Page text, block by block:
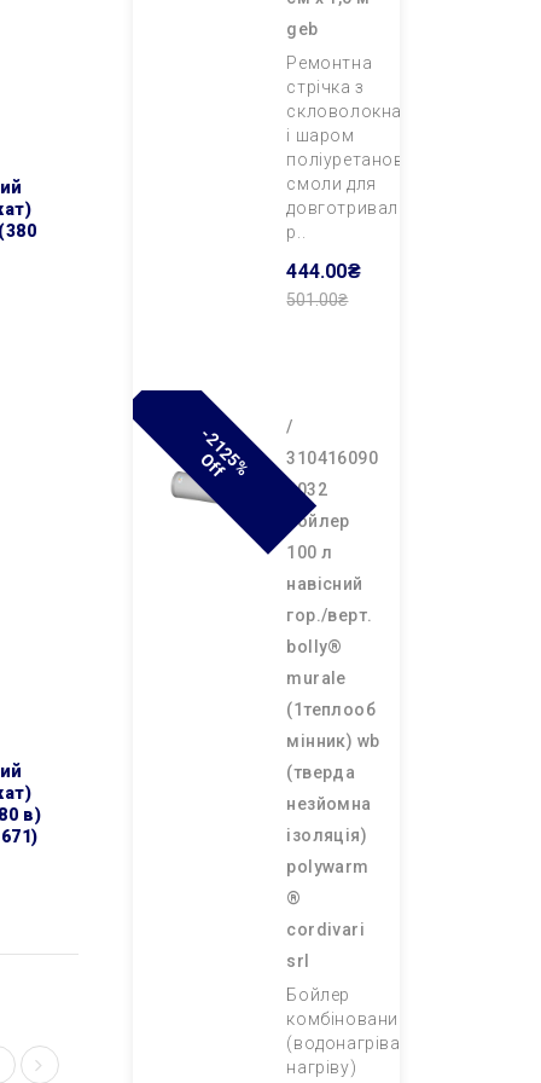
в)
geb
Ремонтна
стрічка з
скловолокна
і шаром
поліуретанової
смоли для
довготривалого
р..
444.00₴
501.00₴
-
2
1
2
5
%
O
F
F
/
310416090
0032
бойлер
100 л
навісний
гор./верт.
bolly®
murale
(1теплооб
мінник) wb
(тверда
незйомна
ізоляція)
polywarm
®
cordivari
srl
Бойлер
комбінований
(водонагрівач непрямого
нагріву)